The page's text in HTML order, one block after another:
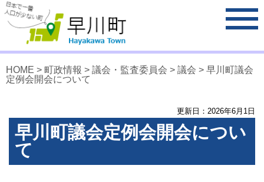
HOME > 町政情報 > 議会・監査委員会 > 議会 > 早川町議会
定例会開会について
更新日： 2026年6 月 1 日
早川町議会定例会開会につい
て